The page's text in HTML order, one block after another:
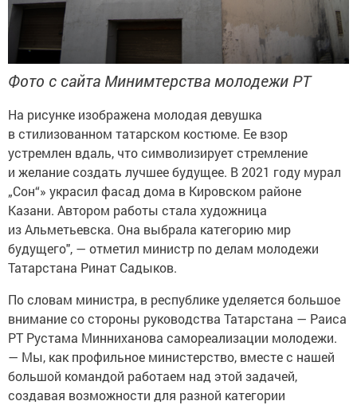
Фото с сайта Минимтерства молодежи РТ
На рисунке изображена молодая девушка
в стилизованном татарском костюме. Ее взор
устремлен вдаль, что символизирует стремление
и желание создать лучшее будущее. В 2021 году мурал
„Сон“» украсил фасад дома в Кировском районе
Казани. Автором работы стала художница
из Альметьевска. Она выбрала категорию мир
будущего", — отметил министр по делам молодежи
Татарстана Ринат Садыков.
По словам министра, в республике уделяется большое
внимание со стороны руководства Татарстана — Раиса
РТ Рустама Минниханова самореализации молодежи.
— Мы, как профильное министерство, вместе с нашей
большой командой работаем над этой задачей,
создавая возможности для разной категории